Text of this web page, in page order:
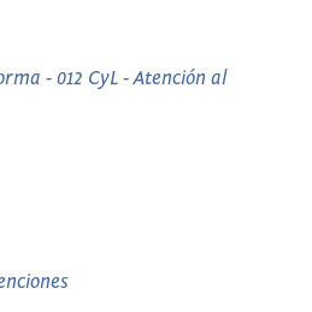
- 012 CyL - Atención al